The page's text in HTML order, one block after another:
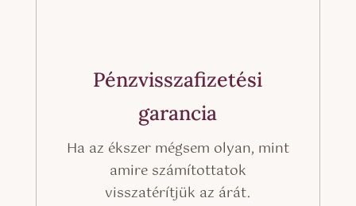
Pénzvisszafizetési
garancia
Ha az ékszer mégsem olyan, mint
amire számítottatok
visszatérítjük az árát.